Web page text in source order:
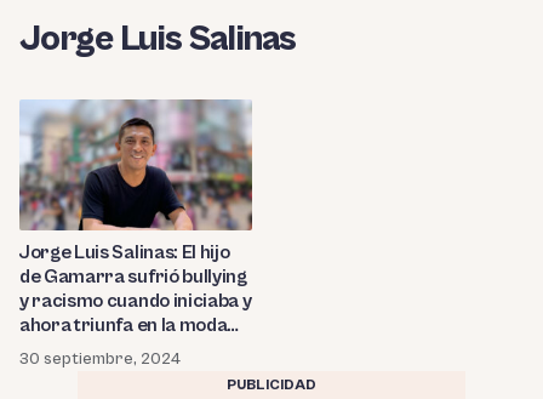
Jorge Luis Salinas
Jorge Luis Salinas: El hijo
de Gamarra sufrió bullying
y racismo cuando iniciaba y
ahora triunfa en la moda
europea
30 septiembre, 2024
PUBLICIDAD